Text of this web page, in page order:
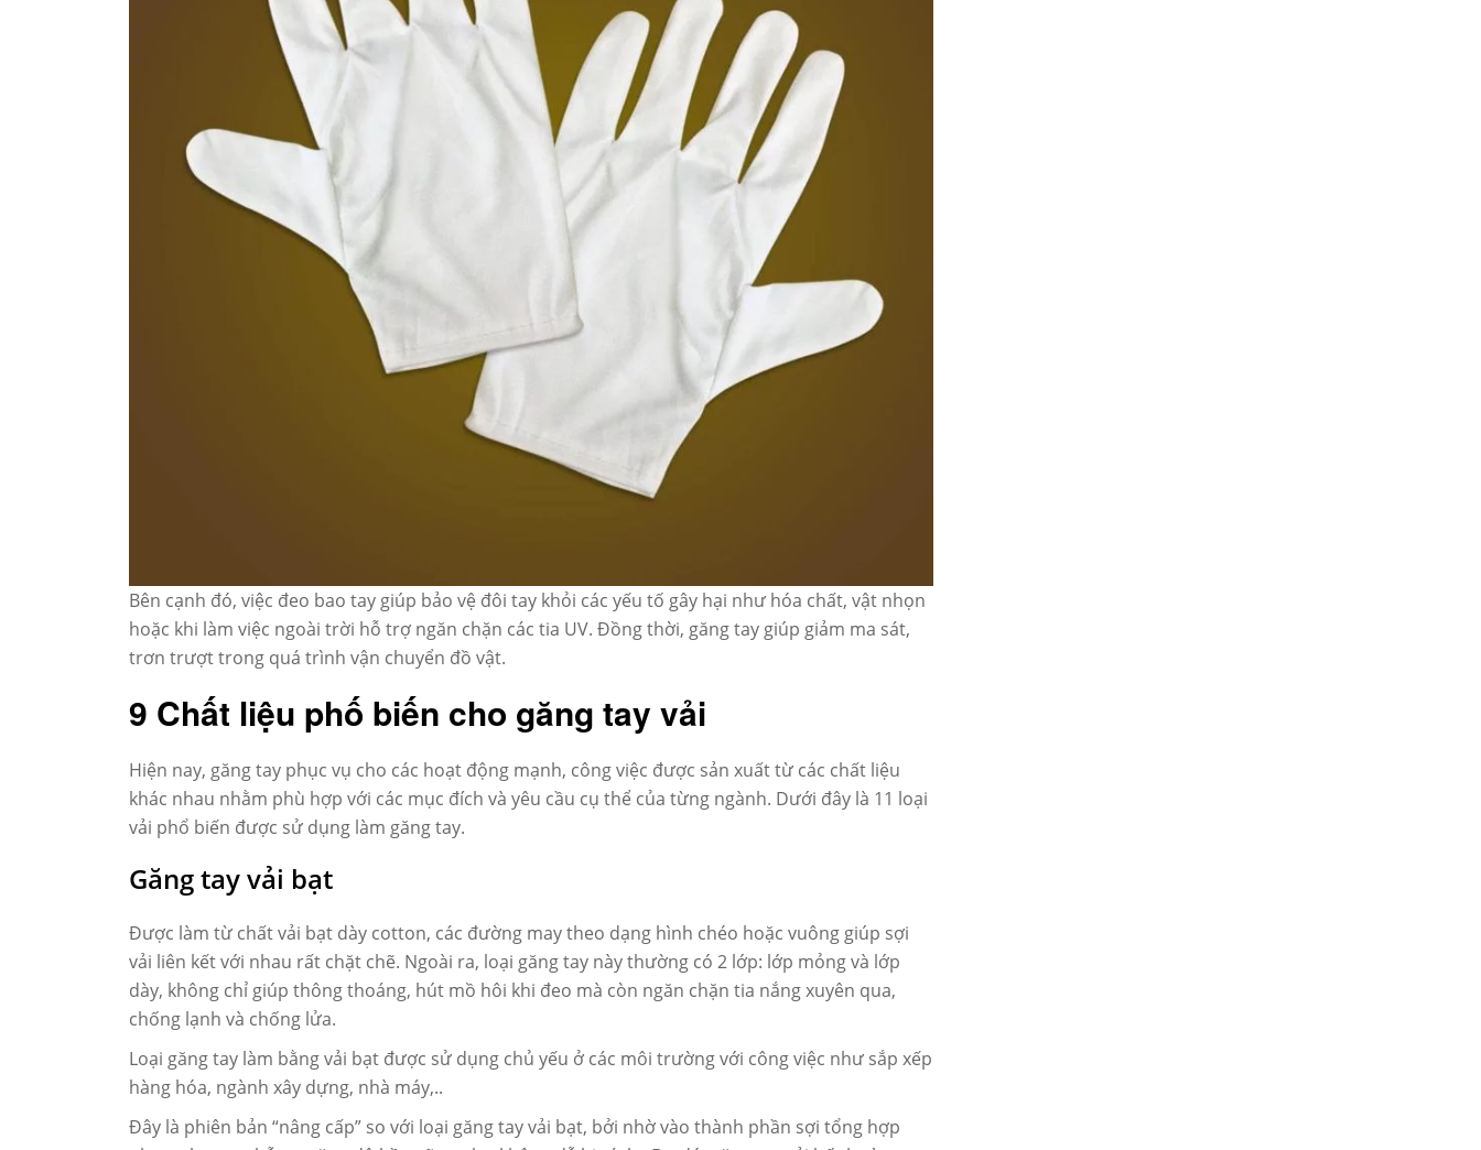
Bên cạnh đó, việc đeo bao tay giúp bảo vệ đôi tay khỏi các yếu tố gây hại như hóa chất, vật nhọn
hoặc khi làm việc ngoài trời hỗ trợ ngăn chặn các tia UV. Đồng thời, găng tay giúp giảm ma sát,
trơn trượt trong quá trình vận chuyển đồ vật.
9 Chất liệu phố biến cho găng tay vải
Hiện nay, găng tay phục vụ cho các hoạt động mạnh, công việc được sản xuất từ các chất liệu
khác nhau nhằm phù hợp với các mục đích và yêu cầu cụ thể của từng ngành. Dưới đây là 11 loại
vải phổ biến được sử dụng làm găng tay.
Găng tay vải bạt
Được làm từ chất vải bạt dày cotton, các đường may theo dạng hình chéo hoặc vuông giúp sợi
vải liên kết với nhau rất chặt chẽ. Ngoài ra, loại găng tay này thường có 2 lớp: lớp mỏng và lớp
dày, không chỉ giúp thông thoáng, hút mồ hôi khi đeo mà còn ngăn chặn tia nắng xuyên qua,
chống lạnh và chống lửa.
Loại găng tay làm bằng vải bạt được sử dụng chủ yếu ở các môi trường với công việc như sắp xếp
hàng hóa, ngành xây dựng, nhà máy,..
Đây là phiên bản “nâng cấp” so với loại găng tay vải bạt, bởi nhờ vào thành phần sợi tổng hợp